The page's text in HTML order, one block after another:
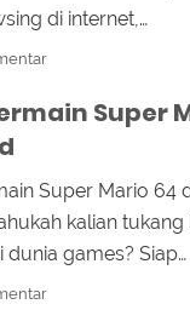
di internet,…
Super
Super Mario 64
kalian
dunia games? Siap…